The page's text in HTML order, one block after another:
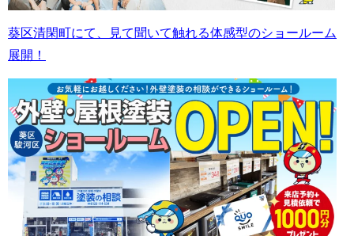
葵区清閑町にて、見て聞いて触れる体感型のショールーム
展開！